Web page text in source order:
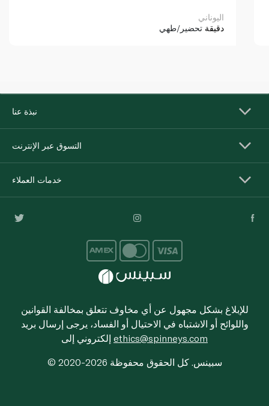
اليوناني
دقيقة تحضير/طهي
نبذة عنا
التسوق عبر الإنترنت
خدمات العملاء
للإبلاغ بشكل مجهول عن أي مخاوف تتعلق بمخالفة القوانين
واللوائح أو الاشتباه في الاحتيال أو الفساد، يرجى إرسال بريد
ethics@spinneys.com
© 2020-2026 سبينس. كل الحقوق محفوظة